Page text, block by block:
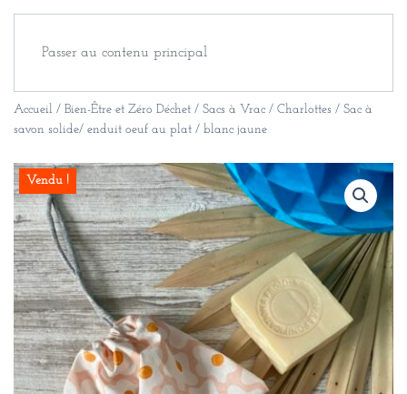
Passer au contenu principal
Accueil / Bien-Être et Zéro Déchet / Sacs à Vrac / Charlottes / Sac à
savon solide/ enduit oeuf au plat / blanc jaune
Vendu !